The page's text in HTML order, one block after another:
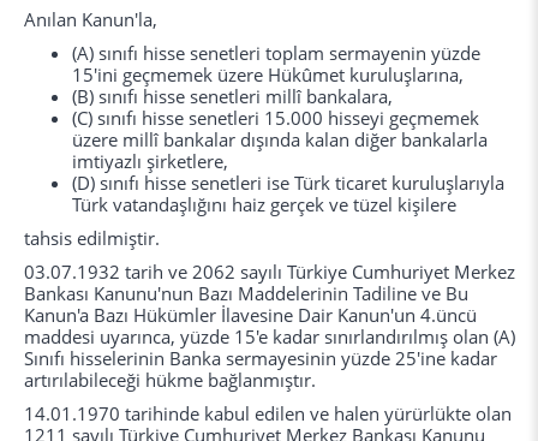
Anılan Kanun'la,
(A) sınıfı hisse senetleri toplam sermayenin yüzde
15'ini geçmemek üzere Hükûmet kuruluşlarına,
(B) sınıfı hisse senetleri millî bankalara,
(C) sınıfı hisse senetleri 15.000 hisseyi geçmemek
üzere millî bankalar dışında kalan diğer bankalarla
imtiyazlı şirketlere,
(D) sınıfı hisse senetleri ise Türk ticaret kuruluşlarıyla
Türk vatandaşlığını haiz gerçek ve tüzel kişilere
tahsis edilmiştir.
03.07.1932 tarih ve 2062 sayılı Türkiye Cumhuriyet Merkez
Bankası Kanunu'nun Bazı Maddelerinin Tadiline ve Bu
Kanun'a Bazı Hükümler İlavesine Dair Kanun'un 4.üncü
maddesi uyarınca, yüzde 15'e kadar sınırlandırılmış olan (A)
Sınıfı hisselerinin Banka sermayesinin yüzde 25'ine kadar
artırılabileceği hükme bağlanmıştır.
14.01.1970 tarihinde kabul edilen ve halen yürürlükte olan
1211 sayılı Türkiye Cumhuriyet Merkez Bankası Kanunu